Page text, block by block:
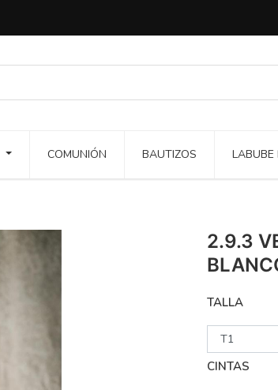
COMUNIÓN BAUTIZOS LABUBE
2.9.3
TALLA
CINTAS